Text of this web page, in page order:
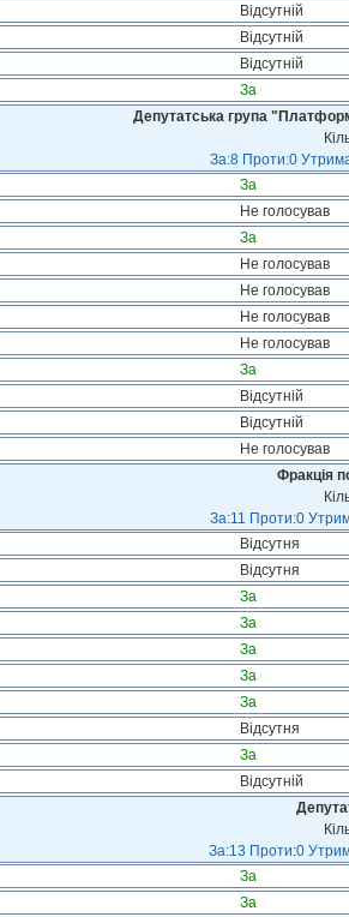
Відсутній
Відсутній
Відсутній
За
Депутатська група
За:8 Проти:0
За
Не голосував
За
Не голосував
Не голосував
Не голосував
Не голосував
За
Відсутній
Відсутній
Не голосував
Фракція
За:11 Проти:0
Відсутня
Відсутня
За
За
За
За
За
Відсутня
За
Відсутній
За:13 Проти:0
За
За